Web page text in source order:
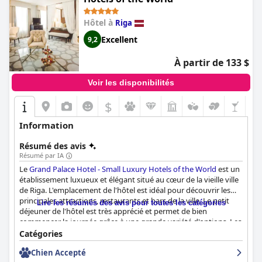
Hôtel à Riga
9,2 Excellent
À partir de 133 $
Voir les disponibilités
$
Information
Résumé des avis
Résumé par IA
LeGrand Palace Hotel - Small Luxury Hotels of the World est un
établissement luxueux et élégant situé au cœur de la vieille ville
de Riga. L'emplacement de l'hôtel est idéal pour découvrir les
principales attractions, restaurants et bars de la ville. Le petit
déjeuner de l'hôtel est très apprécié et permet de bien
commencer la journée grâce à une grande variété d'options. Les
chambres de l'hôtel sont spacieuses et luxueuses, avec des lits
confortables et une décoration élégante. L'hôtel est
impeccablement propre et bien entretenu et le personnel est
Lire les résumés des avis pour toutes les catégories
Catégories
Chien Accepté